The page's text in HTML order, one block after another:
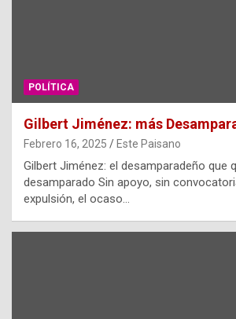
POLÍTICA
Gilbert Jiménez: más
Febrero 16, 2025 Este Paisano
Gilbert Jiménez: el desamparadeño que
desamparado Sin apoyo, sin
expulsión, el ocaso…